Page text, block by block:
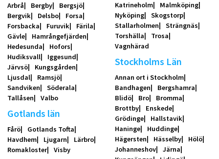
Arbrå Bergby
Bergsjö
Bergvik
Delsbo
Forsa
Forsbacka
Furuvik
Färila
Gävle
Hamrångefjärden
Hedesunda
Hofors
Hudiksvall
Iggesund
Järvsö
Kungsgården
Ljusdal
Ramsjö
Sandviken
Söderala
Tallåsen
Valbo
Gotlands län
Fårö
Gotlands Tofta
Havdhem
Ljugarn
Lärbro
Romakloster
Visby
Katrineholm
Malmköping
Nyköping
Skogstorp
Stallarholmen
Strängnäs
Torshälla
Trosa
Vagnhärad
Stockholms Län
Annan ort i Stockholm
Bandhagen
Bergshamra
Blidö
Bro
Bromma
Brottby
Enskede
Grödinge
Hallstavik
Haninge
Huddinge
Hägersten
Hässelby
Hölö
Johanneshov
Järna